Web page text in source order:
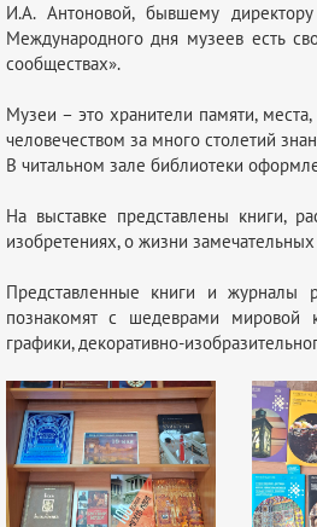
И.А. Антоновой, бывшему
Международного дня музеев есть
сообществах».
Музеи – это хранители памяти,
человечеством за много столетий
В читальном зале библиотеки
На выставке представлены книги,
изобретениях, о жизни
Представленные книги и журналы
познакомят с шедеврами мировой
графики, декоративно-